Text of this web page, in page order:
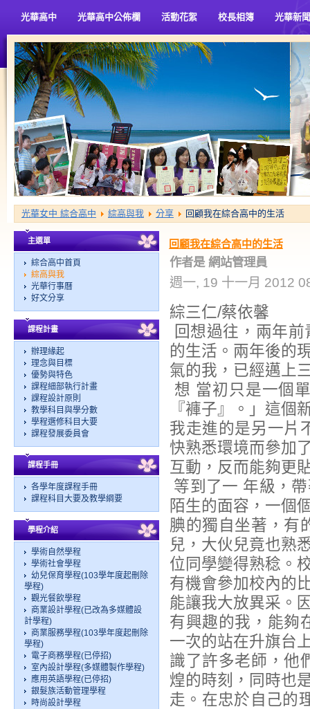
光華高中 光華高中公佈欄 活動花絮 校長相簿 光華新
光華女中 綜合高中 綜高與我 分享 回顧我在綜合高中的生活
主選單
綜合高中首頁
綜高與我
光華行事曆
好文分享
課程計畫
辦理緣起
理念與目標
優勢與特色
課程細部執行計畫
課程設計原則
教學科目與學分數
學程選修科目大要
課程發展委員會
課程手冊
各學年度課程手冊
課程科目大要及教學綱要
學程介紹
學術自然學程
學術社會學程
幼兒保育學程(103學年度起刪除
學程)
觀光餐飲學程
商業設計學程(已改為多媒體設
計學程)
商業服務學程(103學年度起刪除
學程)
電子商務學程(已停招)
室內設計學程(多媒體製作學程)
應用英語學程(已停招)
銀髮族活動管理學程
時尚設計學程
回顧我在綜合高中的生活
作者是 網站管理員
週一, 19 十一月 2012
綜三仁/蔡依馨
回想過往，兩年
的生活。兩年後的
氣的我，已經邁上
想 當初只是一個
『褲子』。」這個
我走進的是另一片
快熟悉環境而參加
互動，反而能夠更
等到了一 年級，
陌生的面容，一個
腆的獨自坐著，有
兒，大伙兒竟也熟
位同學變得熟稔。
有機會參加校內的
能讓我大放異采。
有興趣的我，能夠
一次的站在升旗台
識了許多老師，他
煌的時刻，同時也
走。在忠於自己的